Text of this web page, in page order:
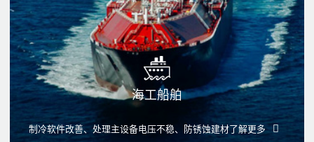
海工船舶
制冷软件改善、处理主设备电压不稳、防锈蚀建材了解更多